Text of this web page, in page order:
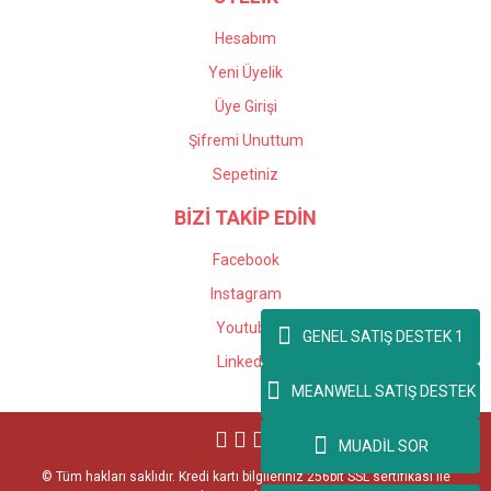
Hesabım
Yeni Üyelik
Üye Girişi
Şifremi Unuttum
Sepetiniz
BİZİ TAKİP EDİN
Facebook
Instagram
Youtube
Linkedin
© Tüm hakları saklıdır. Kredi kartı bilgileriniz 256bit SSL sertifikası ile
GENEL SATIŞ DESTEK 1
MEANWELL SATIŞ DESTEK
MUADİL SOR